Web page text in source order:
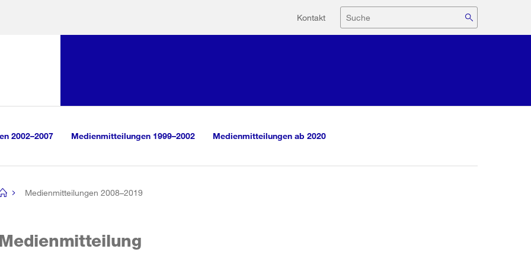
Hilfsnavigation
Kontakt Suche
2002–2007 Medienmitteilungen 1999–2002 Medienmitteilungen ab 2020
Medienmitteilungen 2008–2019